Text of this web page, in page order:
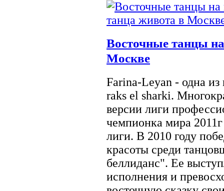
Восточные танцы
Москве
Farina-Leyan - одна из
raks el sharki.
версии лиги
чемпионка мира
лиги. В 2010 году
красоты среди
беллиданс". Ее
исполнения и